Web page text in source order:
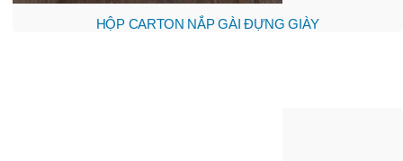
HỘP CARTON NẮP GÀI ĐỰNG GIÀY